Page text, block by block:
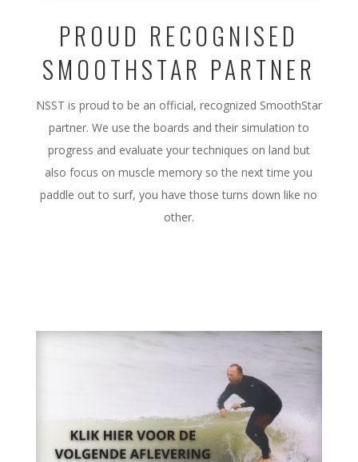
PROUD RECOGNISED
SMOOTHSTAR PARTNER
NSST is proud to be an official, recognized SmoothStar
partner. We use the boards and their simulation to
progress and evaluate your techniques on land but
also focus on muscle memory so the next time you
paddle out to surf, you have those turns down like no
other.